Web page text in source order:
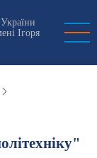
Ігоря